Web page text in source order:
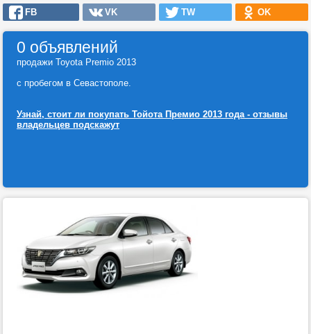
FB VK TW OK
0 объявлений
продажи Toyota Premio 2013
с пробегом в Севастополе.
Узнай, стоит ли покупать Тойота Премио 2013 года - отзывы
владельцев подскажут